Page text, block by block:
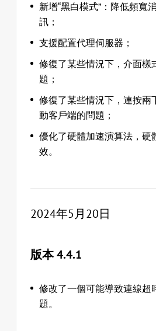
新增“黑白模式”：降低頻寬
訊；
支援配置代理伺服器；
修復了某些情況下，介面樣
題；
修復了某些情況下，連按兩
動客戶端的問題；
優化了硬體加速演算法，硬
效。
2024年5月20日
版本 4.4.1
修改了一個可能導致連線超
題。